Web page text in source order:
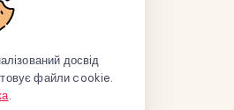
досвід
файли cookie.
.